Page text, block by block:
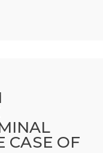
CASE OF